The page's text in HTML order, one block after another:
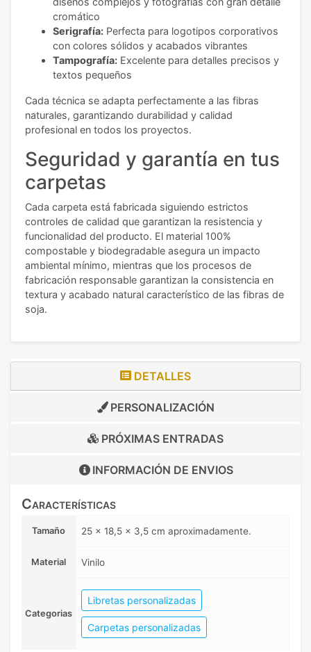
cromático
Serigrafía: Perfecta para logotipos corporativos
con colores sólidos y acabados vibrantes
Tampografía: Excelente para detalles precisos y
textos pequeños
Cada técnica se adapta perfectamente a las fibras
naturales, garantizando durabilidad y calidad
profesional en todos los proyectos.
Seguridad y garantía en tus
carpetas
Cada carpeta está fabricada siguiendo estrictos
controles de calidad que garantizan la resistencia y
funcionalidad del producto. El material 100%
compostable y biodegradable asegura un impacto
ambiental mínimo, mientras que los procesos de
fabricación responsable garantizan la consistencia en
textura y acabado natural característico de las fibras de
soja.
DETALLES
PERSONALIZACIÓN
PRÓXIMAS ENTRADAS
INFORMACIÓN DE ENVIOS
Características
Tamaño 25 x 18,5 x 3,5 cm aproximadamente.
Material Vinilo
Categorias
Libretas personalizadas
Carpetas personalizadas